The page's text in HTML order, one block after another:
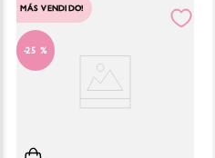
25 %
MÁS VENDIDO!